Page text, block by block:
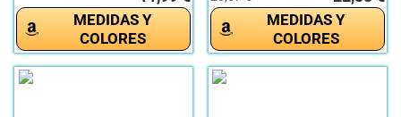
MEDIDAS Y
COLORES
MEDIDAS Y
COLORES